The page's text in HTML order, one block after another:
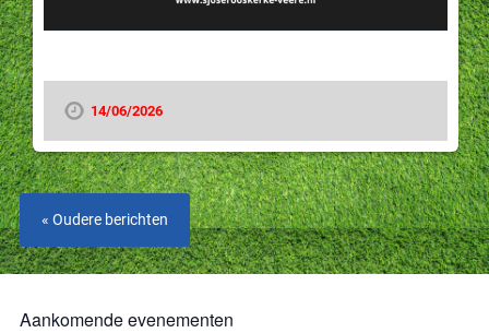
14/06/2026
« Oudere berichten
Aankomende evenementen